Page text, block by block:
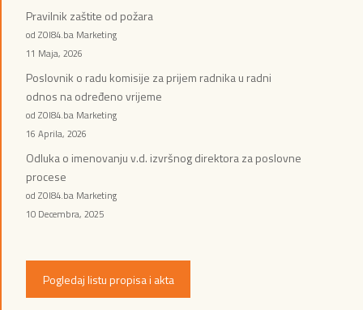
Pravilnik zaštite od požara
od ZOI84.ba Marketing
11 Maja, 2026
Poslovnik o radu komisije za prijem radnika u radni
odnos na određeno vrijeme
od ZOI84.ba Marketing
16 Aprila, 2026
Odluka o imenovanju v.d. izvršnog direktora za poslovne
procese
od ZOI84.ba Marketing
10 Decembra, 2025
Pogledaj listu propisa i akta